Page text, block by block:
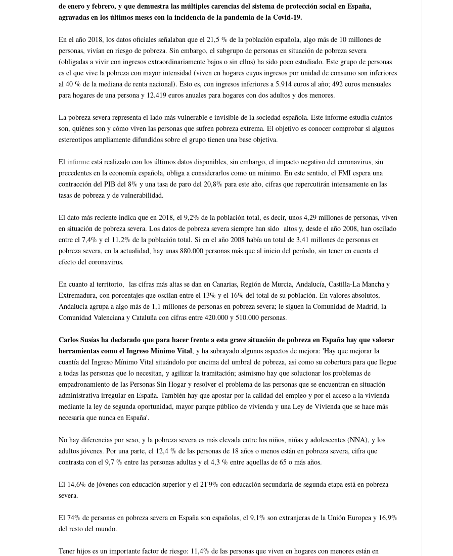
de enero y febrero, y que demuestra las múltiples carencias del sistema de protección social en España,
agravadas en los últimos meses con la incidencia de la pandemia de la Covid-19.
En el año 2018, los datos oficiales señalaban que el 21,5 % de la población española, algo más de 10 millones de
personas, vivían en riesgo de pobreza. Sin embargo, el subgrupo de personas en situación de pobreza severa
(obligadas a vivir con ingresos extraordinariamente bajos o sin ellos) ha sido poco estudiado. Este grupo de personas
es el que vive la pobreza con mayor intensidad (viven en hogares cuyos ingresos por unidad de consumo son inferiores
al 40 % de la mediana de renta nacional). Esto es, con ingresos inferiores a 5.914 euros al año; 492 euros mensuales
para hogares de una persona y 12.419 euros anuales para hogares con dos adultos y dos menores.
La pobreza severa representa el lado más vulnerable e invisible de la sociedad española. Este informe estudia cuántos
son, quiénes son y cómo viven las personas que sufren pobreza extrema. El objetivo es conocer comprobar si algunos
estereotipos ampliamente difundidos sobre el grupo tienen una base objetiva.
El informe está realizado con los últimos datos disponibles, sin embargo, el impacto negativo del coronavirus, sin
precedentes en la economía española, obliga a considerarlos como un mínimo. En este sentido, el FMI espera una
contracción del PIB del 8% y una tasa de paro del 20,8% para este año, cifras que repercutirán intensamente en las
tasas de pobreza y de vulnerabilidad.
El dato más reciente indica que en 2018, el 9,2% de la población total, es decir, unos 4,29 millones de personas, viven
en situación de pobreza severa. Los datos de pobreza severa siempre han sido altos y, desde el año 2008, han oscilado
entre el 7,4% y el 11,2% de la población total. Si en el año 2008 había un total de 3,41 millones de personas en
pobreza severa, en la actualidad, hay unas 880.000 personas más que al inicio del período, sin tener en cuenta el
efecto del coronavirus.
En cuanto al territorio, las cifras más altas se dan en Canarias, Región de Murcia, Andalucía, Castilla-La Mancha y
Extremadura, con porcentajes que oscilan entre el 13% y el 16% del total de su población. En valores absolutos,
Andalucía agrupa a algo más de 1,1 millones de personas en pobreza severa; le siguen la Comunidad de Madrid, la
Comunidad Valenciana y Cataluña con cifras entre 420.000 y 510.000 personas.
Carlos Susías ha declarado que para hacer frente a esta grave situación de pobreza en España hay que valorar
herramientas como el Ingreso Mínimo Vital, y ha subrayado algunos aspectos de mejora: 'Hay que mejorar la
cuantía del Ingreso Mínimo Vital situándolo por encima del umbral de pobreza, así como su cobertura para que llegue
a todas las personas que lo necesitan, y agilizar la tramitación; asimismo hay que solucionar los problemas de
empadronamiento de las Personas Sin Hogar y resolver el problema de las personas que se encuentran en situación
administrativa irregular en España. También hay que apostar por la calidad del empleo y por el acceso a la vivienda
mediante la ley de segunda oportunidad, mayor parque público de vivienda y una Ley de Vivienda que se hace más
necesaria que nunca en España'.
No hay diferencias por sexo, y la pobreza severa es más elevada entre los niños, niñas y adolescentes (NNA), y los
adultos jóvenes. Por una parte, el 12,4 % de las personas de 18 años o menos están en pobreza severa, cifra que
contrasta con el 9,7 % entre las personas adultas y el 4,3 % entre aquellas de 65 o más años.
El 14,6% de jóvenes con educación superior y el 21'9% con educación secundaria de segunda etapa está en pobreza
severa.
El 74% de personas en pobreza severa en España son españolas, el 9,1% son extranjeras de la Unión Europea y 16,9%
del resto del mundo.
Tener hijos es un importante factor de riesgo: 11,4% de las personas que viven en hogares con menores están en